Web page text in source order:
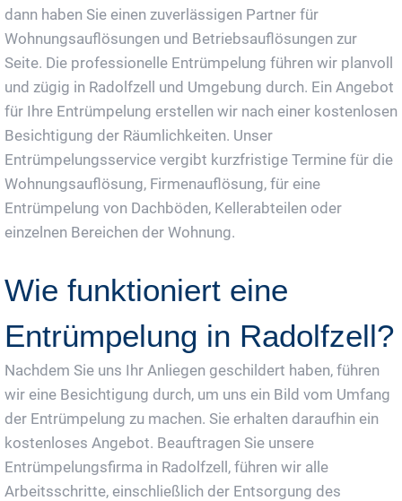
dann haben Sie einen zuverlässigen Partner für
Wohnungsauflösungen und Betriebsauflösungen zur
Seite. Die professionelle Entrümpelung führen wir planvoll
und zügig in Radolfzell und Umgebung durch. Ein Angebot
für Ihre Entrümpelung erstellen wir nach einer kostenlosen
Besichtigung der Räumlichkeiten. Unser
Entrümpelungsservice vergibt kurzfristige Termine für die
Wohnungsauflösung, Firmenauflösung, für eine
Entrümpelung von Dachböden, Kellerabteilen oder
einzelnen Bereichen der Wohnung.
Wie funktioniert eine
Entrümpelung in Radolfzell?
Nachdem Sie uns Ihr Anliegen geschildert haben, führen
wir eine Besichtigung durch, um uns ein Bild vom Umfang
der Entrümpelung zu machen. Sie erhalten daraufhin ein
kostenloses Angebot. Beauftragen Sie unsere
Entrümpelungsfirma in Radolfzell, führen wir alle
Arbeitsschritte, einschließlich der Entsorgung des